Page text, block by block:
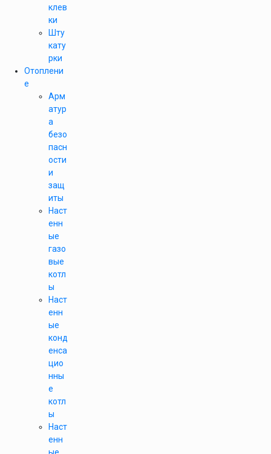
клев
ки
Шту
кату
рки
Отоплени
е
Арм
атур
а
безо
пасн
ости
и
защ
иты
Наст
енн
ые
газо
вые
котл
ы
Наст
енн
ые
конд
енса
цио
нны
е
котл
ы
Наст
енн